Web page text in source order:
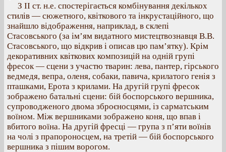
З ІІ ст. н.е. спостерігається комбінування декількох
стилів — сюжетного, квіткового та інкрустаційного, що
знайшло відображення, наприклад, в склепі
Стасовського (за ім’ям видатного мистецтвознавця В.В.
Стасовського, що відкрив і описав цю пам’ятку). Крім
декоративних квіткових композицій на одній групі
фресок — сцени з участю тварин: лева, пантер, гірського
ведмедя, вепра, оленя, собаки, павича, крилатого генія з
пташками, Ерота з крилами. На другій групі фресок
зображено батальні сцени: бій боспорського вершника,
супроводженого двома зброєносцями, із сарматським
воїном. Між вершниками зображено коня, що впав і
вбитого воїна. На другій фресці — група з п’яти воїнів
на чолі з прапороносцем, на третій — бій боспорського
вершника з пішим ворогом.